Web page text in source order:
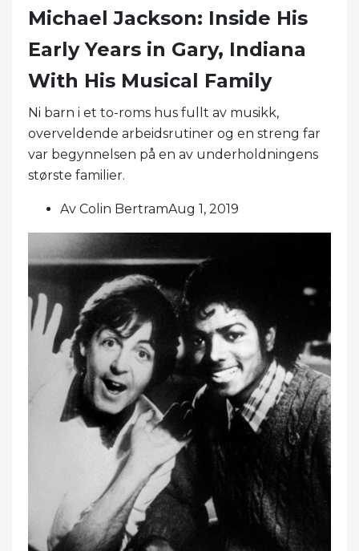
Michael Jackson: Inside His
Early Years in Gary, Indiana
With His Musical Family
Ni barn i et to-roms hus fullt av musikk,
overveldende arbeidsrutiner og en streng far
var begynnelsen på en av underholdningens
største familier.
Av Colin BertramAug 1, 2019